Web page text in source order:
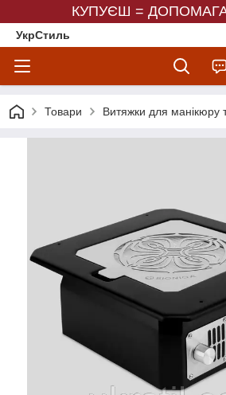
КУПУЄШ =
УкрСтиль
Товари Витяжки для манікюру